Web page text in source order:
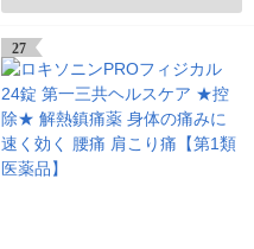
27